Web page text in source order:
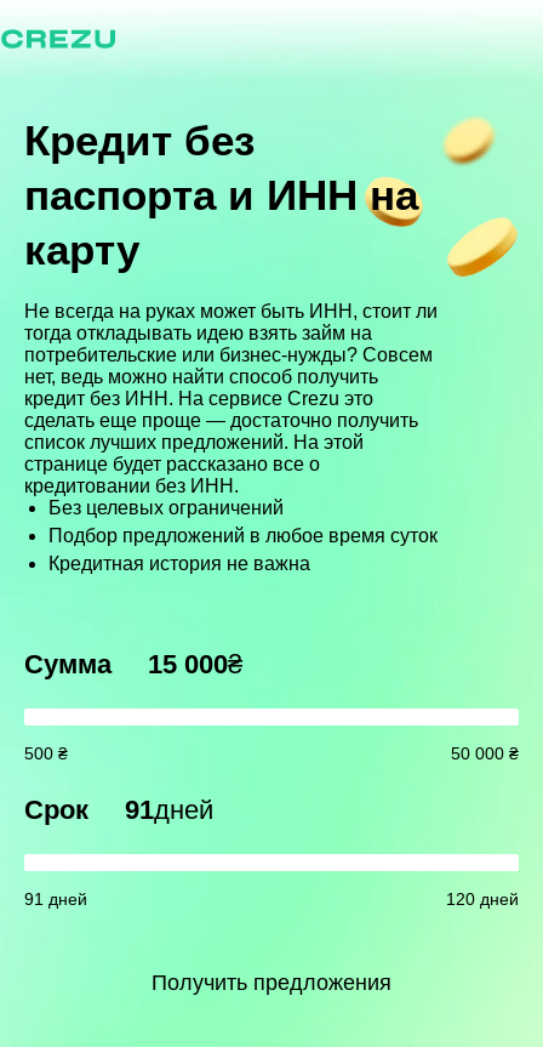
Кредит без
паспорта и ИНН на
карту
Не всегда на руках может быть ИНН, стоит ли
тогда откладывать идею взять займ на
потребительские или бизнес-нужды? Совсем
нет, ведь можно найти способ получить
кредит без ИНН. На сервисе Crezu это
сделать еще проще — достаточно получить
список лучших предложений. На этой
странице будет рассказано все о
кредитовании без ИНН.
Без целевых ограничений
Подбор предложений в любое время суток
Кредитная история не важна
Сумма 15 000₴
500 ₴ 50 000 ₴
Срок 91дней
91 дней 120 дней
Получить предложения